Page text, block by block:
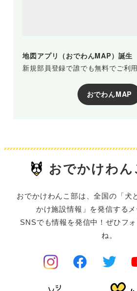
地図アプリ（おでわんMAP）誕生
新規部員登録で誰でも無料でご利
おでわんMAP
おでかけわん
おでかけわんこ部は、全国の「犬
かけ施設情報」を発信するメ
SNSでも情報を発信中！ぜひフ
ね。